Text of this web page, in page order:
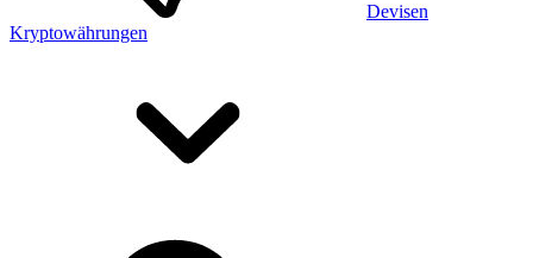
Devisen
Kryptowährungen